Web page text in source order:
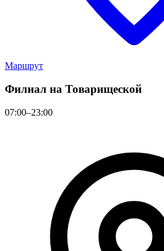
Маршрут
Филиал на Товарищеской
07:00–23:00